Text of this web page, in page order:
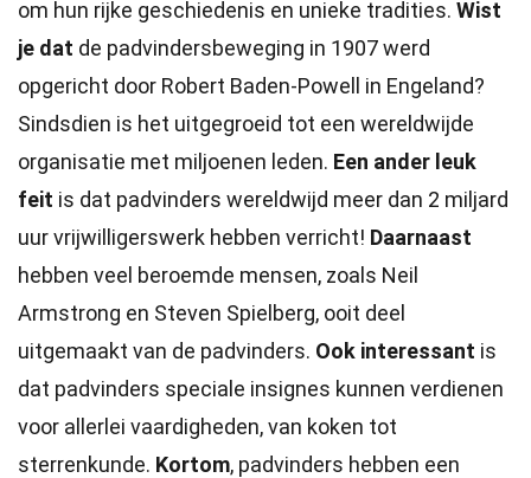
om hun rijke geschiedenis en unieke tradities. Wist
je dat de padvindersbeweging in 1907 werd
opgericht door Robert Baden-Powell in Engeland?
Sindsdien is het uitgegroeid tot een wereldwijde
organisatie met miljoenen leden. Een ander leuk
feit is dat padvinders wereldwijd meer dan 2 miljard
uur vrijwilligerswerk hebben verricht! Daarnaast
hebben veel beroemde mensen, zoals Neil
Armstrong en Steven Spielberg, ooit deel
uitgemaakt van de padvinders. Ook interessant is
dat padvinders speciale insignes kunnen verdienen
voor allerlei vaardigheden, van koken tot
sterrenkunde. Kortom, padvinders hebben een